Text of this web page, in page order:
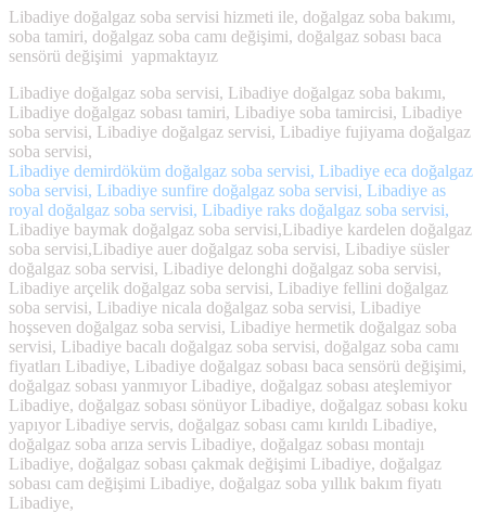
Libadiye doğalgaz soba servisi hizmeti ile, doğalgaz soba bakımı,
soba tamiri, doğalgaz soba camı değişimi, doğalgaz sobası baca
sensörü değişimi yapmaktayız
Libadiye doğalgaz soba servisi, Libadiye doğalgaz soba bakımı,
Libadiye doğalgaz sobası tamiri, Libadiye soba tamircisi, Libadiye
soba servisi, Libadiye doğalgaz servisi, Libadiye fujiyama doğalgaz
soba servisi,
Libadiye demirdöküm doğalgaz soba servisi, Libadiye eca doğalgaz
soba servisi, Libadiye sunfire doğalgaz soba servisi, Libadiye as
royal doğalgaz soba servisi, Libadiye raks doğalgaz soba servisi,
Libadiye baymak doğalgaz soba servisi,Libadiye kardelen doğalgaz
soba servisi,Libadiye auer doğalgaz soba servisi, Libadiye süsler
doğalgaz soba servisi, Libadiye delonghi doğalgaz soba servisi,
Libadiye arçelik doğalgaz soba servisi, Libadiye fellini doğalgaz
soba servisi, Libadiye nicala doğalgaz soba servisi, Libadiye
hoşseven doğalgaz soba servisi, Libadiye hermetik doğalgaz soba
servisi, Libadiye bacalı doğalgaz soba servisi, doğalgaz soba camı
fiyatları Libadiye, Libadiye doğalgaz sobası baca sensörü değişimi,
doğalgaz sobası yanmıyor Libadiye, doğalgaz sobası ateşlemiyor
Libadiye, doğalgaz sobası sönüyor Libadiye, doğalgaz sobası koku
yapıyor Libadiye servis, doğalgaz sobası camı kırıldı Libadiye,
doğalgaz soba arıza servis Libadiye, doğalgaz sobası montajı
Libadiye, doğalgaz sobası çakmak değişimi Libadiye, doğalgaz
sobası cam değişimi Libadiye, doğalgaz soba yıllık bakım fiyatı
Libadiye,